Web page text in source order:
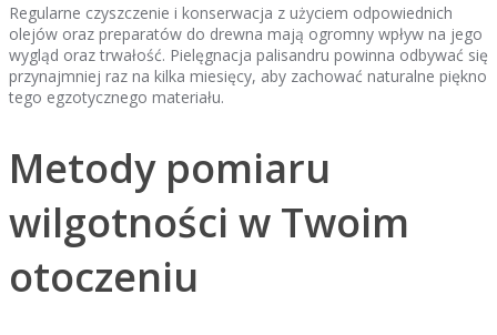
Regularne czyszczenie i konserwacja z użyciem odpowiednich
olejów oraz preparatów do drewna mają ogromny wpływ na jego
wygląd oraz trwałość. Pielęgnacja palisandru powinna odbywać się
przynajmniej raz na kilka miesięcy, aby zachować naturalne piękno
tego egzotycznego materiału.
Metody pomiaru
wilgotności w Twoim
otoczeniu